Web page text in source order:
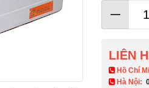
LIÊN
Hồ Chí
Hà Nội: